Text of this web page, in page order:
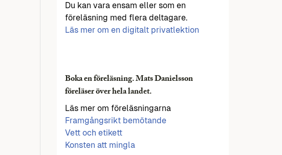
Du kan vara ensam eller som en
föreläsning med flera deltagare.
Läs mer om en digitalt privatlektion
Boka en föreläsning. Mats Danielsson
föreläser över hela landet.
Läs mer om föreläsningarna
Framgångsrikt bemötande
Vett och etikett
Konsten att mingla